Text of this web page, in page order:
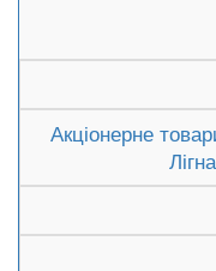
Акціонерне